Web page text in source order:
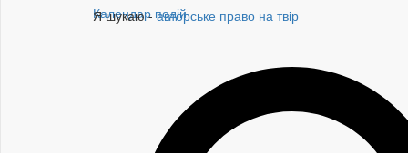
Календар подій
Я шукаю -авторське право на твір